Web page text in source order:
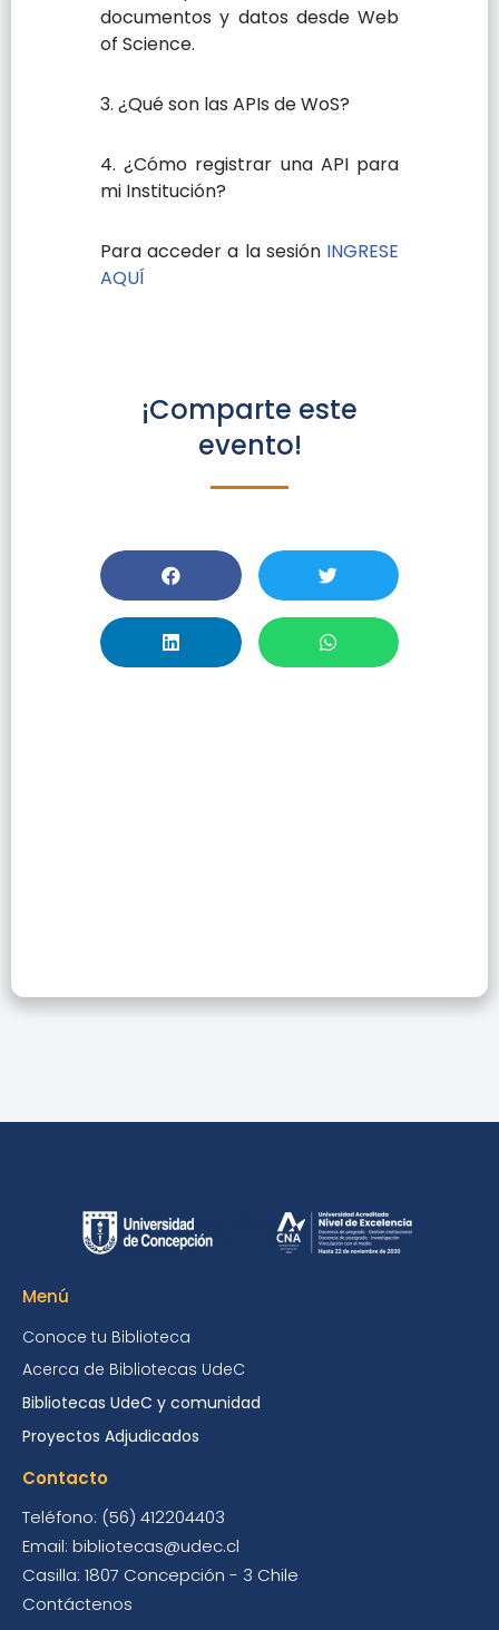
documentos y datos desde Web
of Science.
3. ¿Qué son las APIs de WoS?
4. ¿Cómo registrar una API para
mi Institución?
Para acceder a la sesión INGRESE
AQUÍ
¡Comparte este
evento!
Menú
Conoce tu Biblioteca
Acerca de Bibliotecas UdeC
Bibliotecas UdeC y comunidad
Proyectos Adjudicados
Contacto
Teléfono: (56) 412204403
Email: bibliotecas@udec.cl
Casilla: 1807 Concepción - 3 Chile
Contáctenos